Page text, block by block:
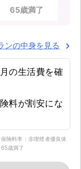
65歳満了
ンの中身を見る
の生活費を確
料が割安にな
険料率：非喫煙者優良体
歳満了